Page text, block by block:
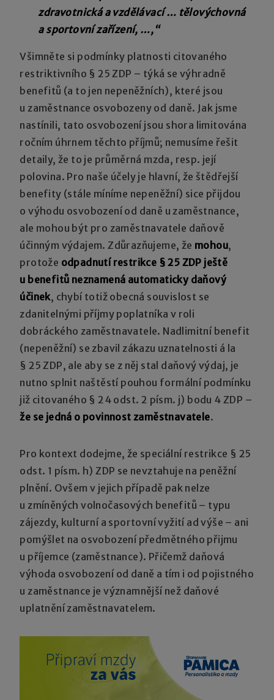
zdravotnická a vzdělávací … tělovýchovná
a sportovní zařízení, …,“
Všimněte si podmínky platnosti citovaného
restriktivního § 25 ZDP – týká se výhradně
benefitů (a to jen nepeněžních), které jsou
u zaměstnance osvobozeny od daně. Jak jsme
nastínili, tato osvobození jsou shora limitována
ročním úhrnem těchto příjmů; nemusíme řešit
detaily, že to je průměrná mzda, resp. její
polovina. Pro naše účely je hlavní, že štědřejší
benefity (stále míníme nepeněžní) sice přijdou
o výhodu osvobození od daně u zaměstnance,
ale mohou být pro zaměstnavatele daňově
účinným výdajem. Zdůrazňujeme, že mohou,
protože odpadnutí restrikce § 25 ZDP ještě
u benefitů neznamená automaticky daňový
účinek, chybí totiž obecná souvislost se
zdanitelnými příjmy poplatníka v roli
dobráckého zaměstnavatele. Nadlimitní benefit
(nepeněžní) se zbavil zákazu uznatelnosti á la
§ 25 ZDP, ale aby se z něj stal daňový výdaj, je
nutno splnit naštěstí pouhou formální podmínku
již citovaného § 24 odst. 2 písm. j) bodu 4 ZDP –
že se jedná o povinnost zaměstnavatele.
Pro kontext dodejme, že speciální restrikce § 25
odst. 1 písm. h) ZDP se nevztahuje na peněžní
plnění. Ovšem v jejich případě pak nelze
u zmíněných volnočasových benefitů – typu
zájezdy, kulturní a sportovní vyžití ad výše – ani
pomýšlet na osvobození předmětného přijmu
u příjemce (zaměstnance). Přičemž daňová
výhoda osvobození od daně a tím i od pojistného
u zaměstnance je významnější než daňové
uplatnění zaměstnavatelem.